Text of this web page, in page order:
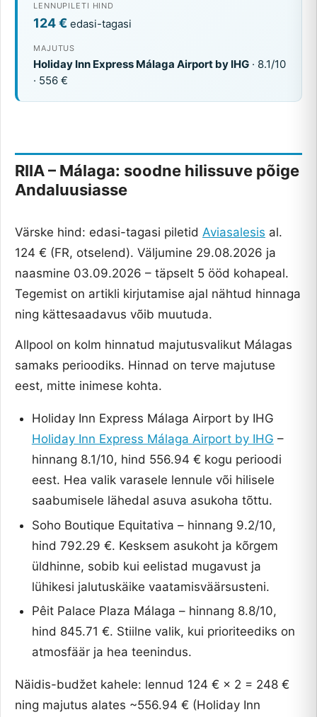
LENNUPILETI HIND
124 € edasi-tagasi
MAJUTUS
Holiday Inn Express Málaga Airport by IHG · 8.1/10
· 556 €
RIIA – Málaga: soodne hilissuve põige
Andaluusiasse
Värske hind: edasi-tagasi piletid Aviasalesis al.
124 € (FR, otselend). Väljumine 29.08.2026 ja
naasmine 03.09.2026 – täpselt 5 ööd kohapeal.
Tegemist on artikli kirjutamise ajal nähtud hinnaga
ning kättesaadavus võib muutuda.
Allpool on kolm hinnatud majutusvalikut Málagas
samaks perioodiks. Hinnad on terve majutuse
eest, mitte inimese kohta.
Holiday Inn Express Málaga Airport by IHG
Holiday Inn Express Málaga Airport by IHG –
hinnang 8.1/10, hind 556.94 € kogu perioodi
eest. Hea valik varasele lennule või hilisele
saabumisele lähedal asuva asukoha tõttu.
Soho Boutique Equitativa – hinnang 9.2/10,
hind 792.29 €. Kesksem asukoht ja kõrgem
üldhinne, sobib kui eelistad mugavust ja
lühikesi jalutuskäike vaatamisväärsusteni.
Pêit Palace Plaza Málaga – hinnang 8.8/10,
hind 845.71 €. Stiilne valik, kui prioriteediks on
atmosfäär ja hea teenindus.
Näidis-budžet kahele: lennud 124 € × 2 = 248 €
ning majutus alates ~556.94 € (Holiday Inn